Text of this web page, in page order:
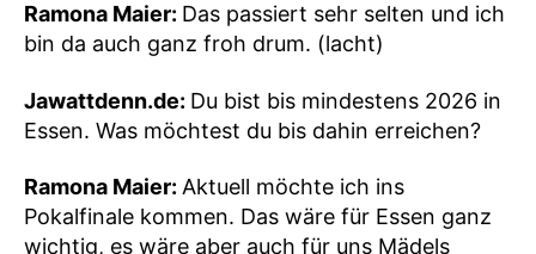
Ramona Maier: Das passiert sehr selten und ich
bin da auch ganz froh drum. (lacht)
Jawattdenn.de: Du bist bis mindestens 2026 in
Essen. Was möchtest du bis dahin erreichen?
Ramona Maier: Aktuell möchte ich ins
Pokalfinale kommen. Das wäre für Essen ganz
wichtig, es wäre aber auch für uns Mädels